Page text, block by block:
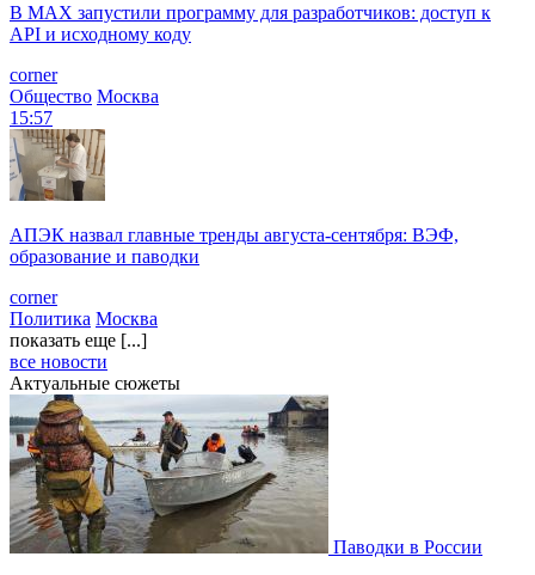
В MAX запустили программу для разработчиков: доступ к
API и исходному коду
corner
Общество Москва
15:57
АПЭК назвал главные тренды августа-сентября: ВЭФ,
образование и паводки
corner
Политика Москва
показать еще [...]
все новости
Актуальные сюжеты
Паводки в России